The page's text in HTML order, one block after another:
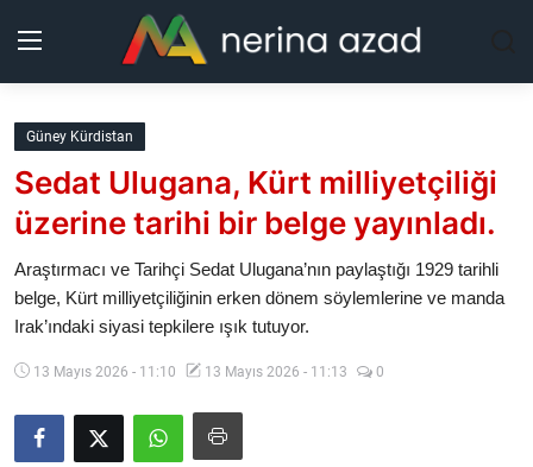
Kurdistan
Bölgeler
Güncel
Analiz
Makaleler
Güney Kürdistan
Sedat Ulugana, Kürt milliyetçiliği
üzerine tarihi bir belge yayınladı.
Araştırmacı ve Tarihçi Sedat Ulugana’nın paylaştığı 1929 tarihli
belge, Kürt milliyetçiliğinin erken dönem söylemlerine ve manda
Irak’ındaki siyasi tepkilere ışık tutuyor.
13 Mayıs 2026 - 11:10 13 Mayıs 2026 - 11:13 0